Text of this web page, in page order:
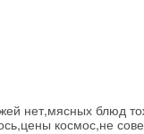
нет,мясных блюд
космос,не